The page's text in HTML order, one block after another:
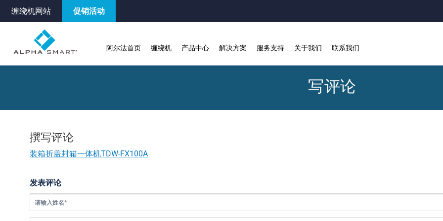
缠绕机网站 促销活动
阿尔法首页 缠绕机 产品中心 解决方案 服务支持 关于我们 联系我们
写评论
撰写评论
装箱折盖封箱一体机TDW-FX100A
发表评论